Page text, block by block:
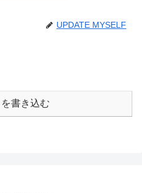
UPDATE MYSELF
書き込む